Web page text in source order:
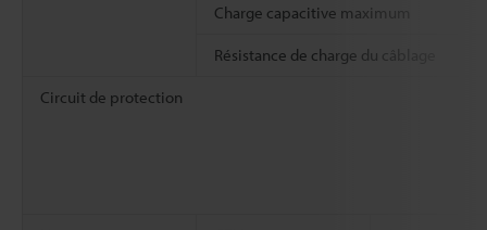
Charge capacitive maximum
Résistance de charge du câblage
Circuit de protection